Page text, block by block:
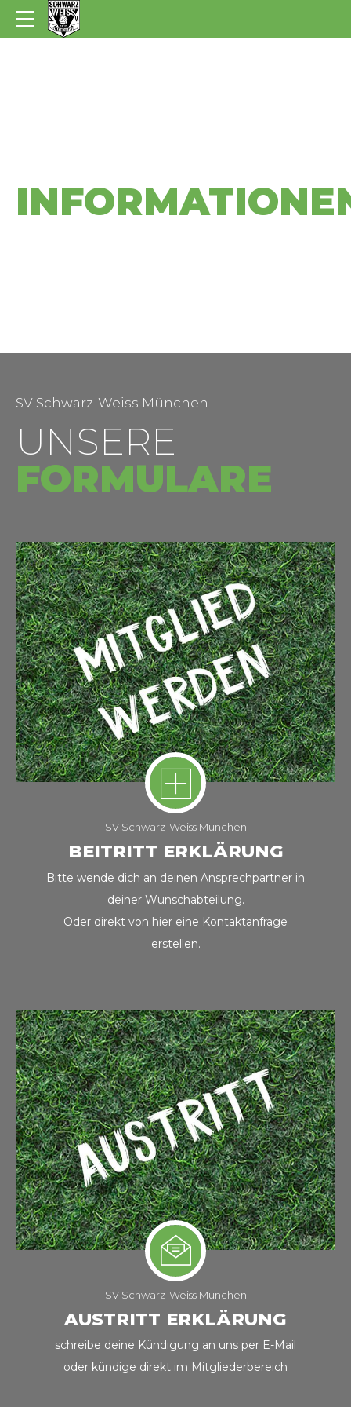
SV Schwarz-Weiss München
UNSERE
FORMULARE
SV Schwarz-Weiss München
BEITRITT ERKLÄRUNG
Bitte wende dich an deinen Ansprechpartner in
deiner Wunschabteilung.
Oder direkt von hier eine Kontaktanfrage
erstellen.
SV Schwarz-Weiss München
AUSTRITT ERKLÄRUNG
schreibe deine Kündigung an uns per E-Mail
oder kündige direkt im Mitgliederbereich